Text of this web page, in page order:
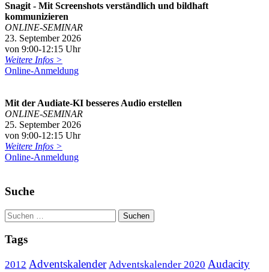
Snagit - Mit Screenshots verständlich und bildhaft
kommunizieren
ONLINE-SEMINAR
23. September 2026
von 9:00-12:15 Uhr
Weitere Infos >
Online-Anmeldung
Mit der Audiate-KI besseres Audio erstellen
ONLINE-SEMINAR
25. September 2026
von 9:00-12:15 Uhr
Weitere Infos >
Online-Anmeldung
Suche
Tags
2012 Adventskalender Adventskalender 2020 Audacity